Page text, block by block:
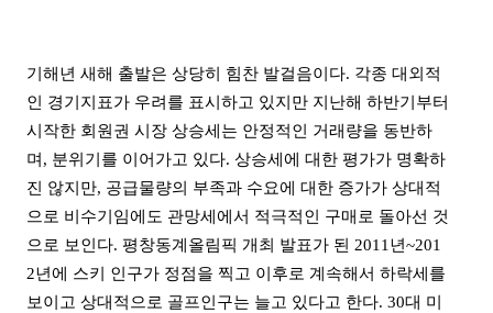
기해년 새해 출발은 상당히 힘찬 발걸음이다. 각종 대외적
인 경기지표가 우려를 표시하고 있지만 지난해 하반기부터
시작한 회원권 시장 상승세는 안정적인 거래량을 동반하
며, 분위기를 이어가고 있다. 상승세에 대한 평가가 명확하
진 않지만, 공급물량의 부족과 수요에 대한 증가가 상대적
으로 비수기임에도 관망세에서 적극적인 구매로 돌아선 것
으로 보인다. 평창동계올림픽 개최 발표가 된 2011년~201
2년에 스키 인구가 정점을 찍고 이후로 계속해서 하락세를
보이고 상대적으로 골프인구는 늘고 있다고 한다. 30대 미